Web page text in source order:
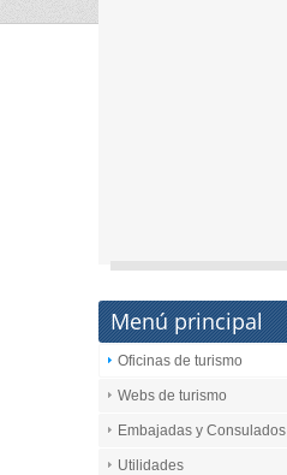
Menú principal
Oficinas de turismo
Webs de turismo
Embajadas y Consulados
Utilidades